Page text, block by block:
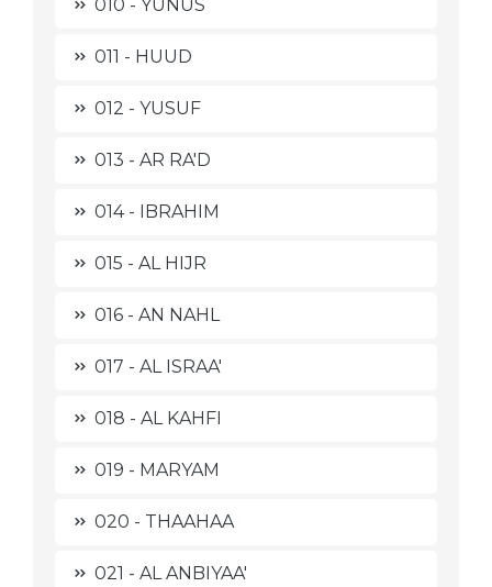
010 - YUNUS
011 - HUUD
012 - YUSUF
013 - AR RA'D
014 - IBRAHIM
015 - AL HIJR
016 - AN NAHL
017 - AL ISRAA'
018 - AL KAHFI
019 - MARYAM
020 - THAAHAA
021 - AL ANBIYAA'